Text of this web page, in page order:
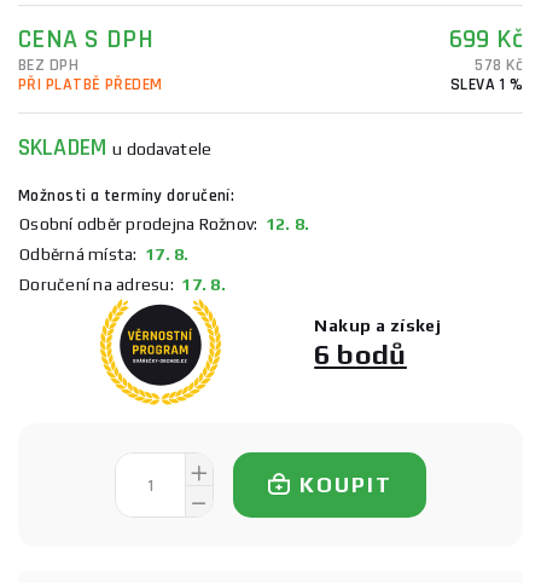
CENA S DPH 699 Kč
BEZ DPH
578 Kč
PŘI PLATBĚ PŘEDEM
SLEVA 1 %
SKLADEMu dodavatele
Možnosti a termíny doručení:
Osobní odběr prodejna Rožnov: 12. 8.
Odběrná místa: 17. 8.
Doručení na adresu: 17. 8.
Nakup a získej
6 bodů
KOUPIT